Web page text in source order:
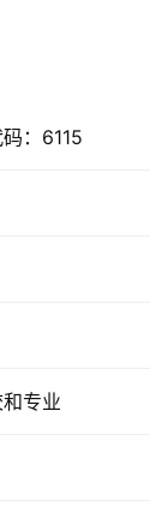
：6115
专业